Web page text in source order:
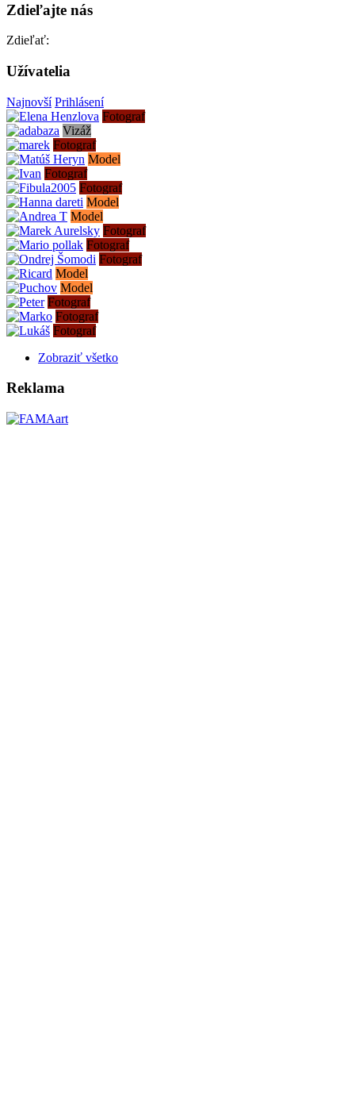
Zdieľajte nás
Zdieľať:
Užívatelia
Najnovší Prihlásení
Fotograf
Vizáž
Fotograf
Model
Fotograf
Fotograf
Model
Model
Fotograf
Fotograf
Fotograf
Model
Model
Fotograf
Fotograf
Fotograf
Zobraziť všetko
Reklama